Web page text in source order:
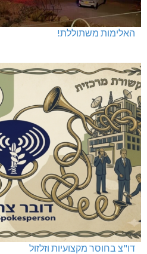
האלימות משתוללת!
דו"צ בחוסר מקצועיות וזלזול